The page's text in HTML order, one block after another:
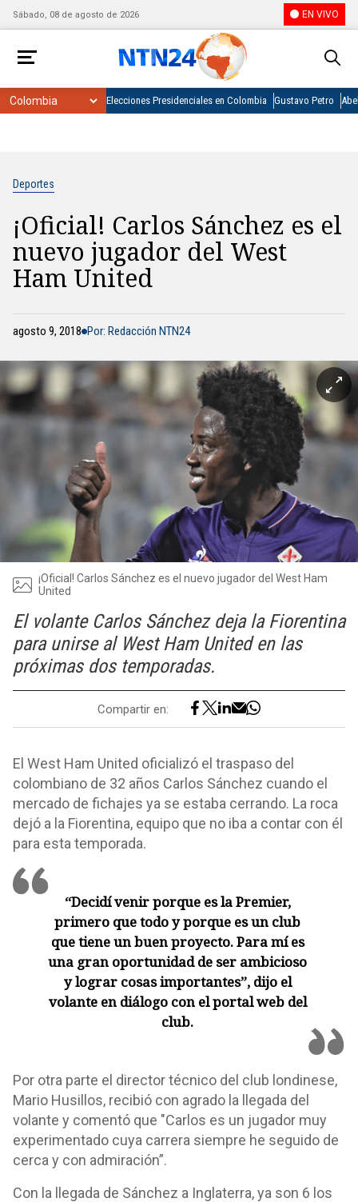
Sábado, 08 de agosto de 2026 EN VIVO
Elecciones Presidenciales en Colombia Gustavo Petro
Deportes
¡Oficial! Carlos Sánchez es el
nuevo jugador del West
Ham United
agosto 9, 2018 Por: Redacción NTN24
¡Oficial! Carlos Sánchez es el nuevo jugador del West Ham
United
El volante Carlos Sánchez deja la Fiorentina
para unirse al West Ham United en las
próximas dos temporadas.
Compartir en:
El West Ham United oficializó el traspaso del
colombiano de 32 años Carlos Sánchez cuando el
mercado de fichajes ya se estaba cerrando. La roca
dejó a la Fiorentina, equipo que no iba a contar con él
para esta temporada.
“Decidí venir porque es la Premier,
primero que todo y porque es un club
que tiene un buen proyecto. Para mí es
una gran oportunidad de ser ambicioso
y lograr cosas importantes”, dijo el
volante en diálogo con el portal web del
club.
Por otra parte el director técnico del club londinese,
Mario Husillos, recibió con agrado la llegada del
volante y comentó que "Carlos es un jugador muy
experimentado cuya carrera siempre he seguido de
cerca y con admiración”.
Con la llegada de Sánchez a Inglaterra, ya son 6 los